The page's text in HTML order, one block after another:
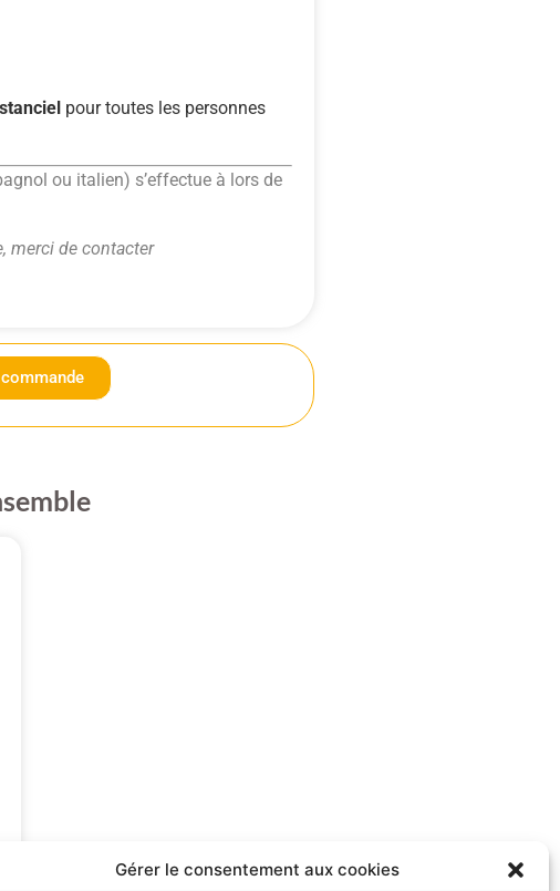
Gérer le consentement aux cookies
pour toutes les personnes
ou italien) s’effectue à lors de
merci de contacter